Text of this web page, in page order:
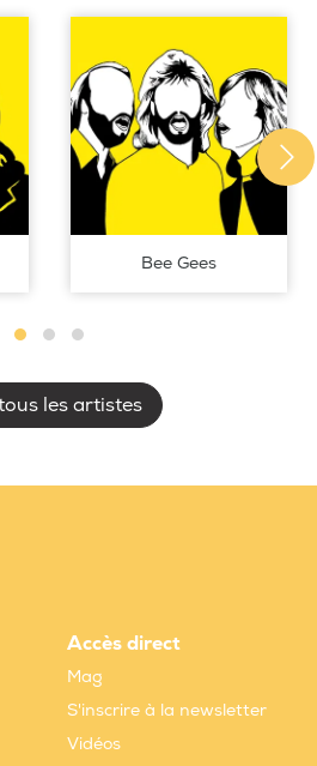
Bee Gees
les artistes
Accès direct
Mag
S'inscrire à la newsletter
Vidéos